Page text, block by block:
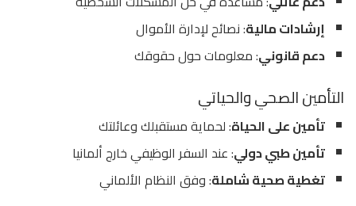
إرشادات مالية: نصائح لإدارة الأموال
دعم قانوني: معلومات حول حقوقك
التأمين الصحي والحياتي
تأمين على الحياة: لحماية مستقبلك وعائلتك
تأمين طبي دولي: عند السفر الوظيفي خارج ألمانيا
تغطية صحية شاملة: وفق النظام الألماني